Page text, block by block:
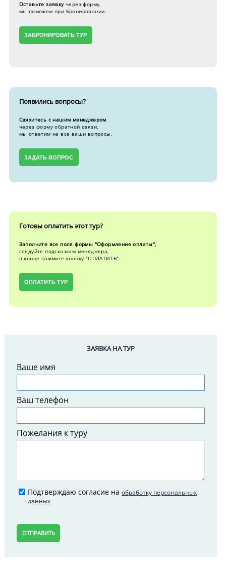
Оставьте заявкучерез форму,
мы поможем при бронировании.
ЗАБРОНИРОВАТЬ ТУР
Появились вопросы?
Свяхитесь с нашим менеджером
через форму обратной связи,
мы ответим на все ваши вопросы.
ЗАДАТЬ ВОПРОС
Готовы оплатить этот тур?
Заполните все поля формы "Оформление оплаты",
следуйте подсказкам менеджера,
в конце нажмите кнопку "ОПЛАТИТЬ".
ОПЛАТИТЬ ТУР
ЗАЯВКА НА ТУР
Ваше имя
Ваш телефон
Пожелания к туру
Подтверждаю согласие на обработку персональных
данных
ОТПРАВИТЬ